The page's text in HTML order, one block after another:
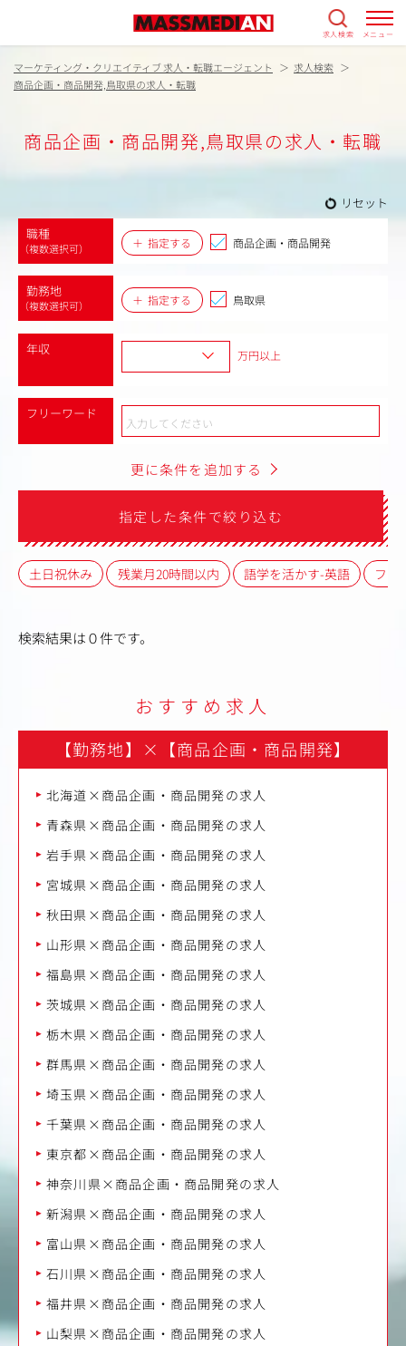
求人検索 メニュー
マーケティング・クリエイティブ 求人・転職エージェント
求人検索
商品企画・商品開発,鳥取県の求人・転職
商品企画・商品開発,鳥取県の求人・転職
リセット
職種
（複数選択可） 指定する 商品企画・商品開発
勤務地
（複数選択可） 指定する 鳥取県
年収 万円以上
フリーワード
更に条件を追加する
指定した条件で絞り込む
土日祝休み 残業月20時間以内 語学を活かす-英語 フレ
検索結果は０件です。
おすすめ求人
【勤務地】 × 【商品企画・商品開発】
北海道×商品企画・商品開発の求人
青森県×商品企画・商品開発の求人
岩手県×商品企画・商品開発の求人
宮城県×商品企画・商品開発の求人
秋田県×商品企画・商品開発の求人
山形県×商品企画・商品開発の求人
福島県×商品企画・商品開発の求人
茨城県×商品企画・商品開発の求人
栃木県×商品企画・商品開発の求人
群馬県×商品企画・商品開発の求人
埼玉県×商品企画・商品開発の求人
千葉県×商品企画・商品開発の求人
東京都×商品企画・商品開発の求人
神奈川県×商品企画・商品開発の求人
新潟県×商品企画・商品開発の求人
富山県×商品企画・商品開発の求人
石川県×商品企画・商品開発の求人
福井県×商品企画・商品開発の求人
山梨県×商品企画・商品開発の求人